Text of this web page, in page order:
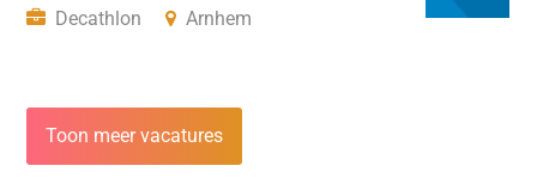
Decathlon
Arnhem
Toon meer vacatures